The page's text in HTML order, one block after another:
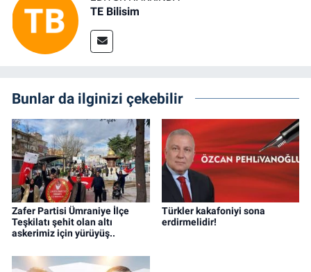
TE Bilisim
Bunlar da ilginizi çekebilir
Zafer Partisi Ümraniye İlçe
Teşkilatı şehit olan altı
askerimiz için yürüyüş..
Türkler kakafoniyi sona
erdirmelidir!